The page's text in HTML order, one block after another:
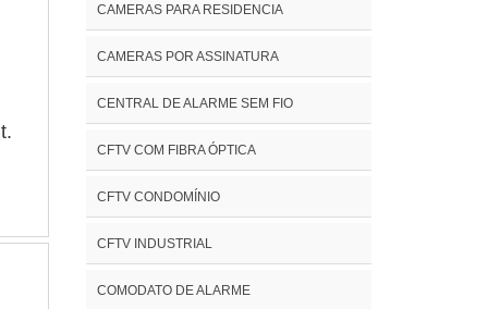
de
CAMERAS PARA RESIDENCIA
CAMERAS POR ASSINATURA
CENTRAL DE ALARME SEM FIO
CFTV COM FIBRA ÓPTICA
CFTV CONDOMÍNIO
CFTV INDUSTRIAL
COMODATO DE ALARME